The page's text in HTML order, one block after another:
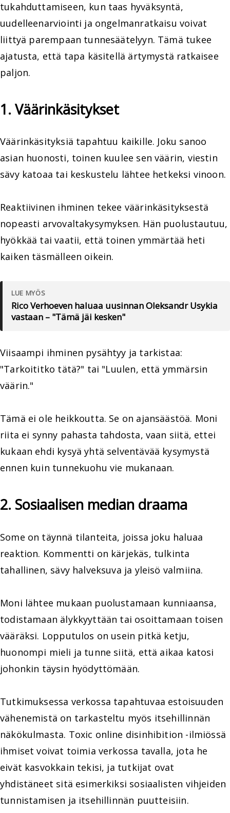
tukahduttamiseen, kun taas hyväksyntä,
uudelleenarviointi ja ongelmanratkaisu voivat
liittyä parempaan tunnesäätelyyn. Tämä tukee
ajatusta, että tapa käsitellä ärtymystä ratkaisee
paljon.
1. Väärinkäsitykset
Väärinkäsityksiä tapahtuu kaikille. Joku sanoo
asian huonosti, toinen kuulee sen väärin, viestin
sävy katoaa tai keskustelu lähtee hetkeksi vinoon.
Reaktiivinen ihminen tekee väärinkäsityksestä
nopeasti arvovaltakysymyksen. Hän puolustautuu,
hyökkää tai vaatii, että toinen ymmärtää heti
kaiken täsmälleen oikein.
LUE MYÖS
Rico Verhoeven haluaa uusinnan Oleksandr Usykia
vastaan – "Tämä jäi kesken"
Viisaampi ihminen pysähtyy ja tarkistaa:
"Tarkoititko tätä?" tai "Luulen, että ymmärsin
väärin."
Tämä ei ole heikkoutta. Se on ajansäästöä. Moni
riita ei synny pahasta tahdosta, vaan siitä, ettei
kukaan ehdi kysyä yhtä selventävää kysymystä
ennen kuin tunnekuohu vie mukanaan.
2. Sosiaalisen median draama
Some on täynnä tilanteita, joissa joku haluaa
reaktion. Kommentti on kärjekäs, tulkinta
tahallinen, sävy halveksuva ja yleisö valmiina.
Moni lähtee mukaan puolustamaan kunniaansa,
todistamaan älykkyyttään tai osoittamaan toisen
vääräksi. Lopputulos on usein pitkä ketju,
huonompi mieli ja tunne siitä, että aikaa katosi
johonkin täysin hyödyttömään.
Tutkimuksessa verkossa tapahtuvaa estoisuuden
vähenemistä on tarkasteltu myös itsehillinnän
näkökulmasta. Toxic online disinhibition -ilmiössä
ihmiset voivat toimia verkossa tavalla, jota he
eivät kasvokkain tekisi, ja tutkijat ovat
yhdistäneet sitä esimerkiksi sosiaalisten vihjeiden
tunnistamisen ja itsehillinnän puutteisiin.